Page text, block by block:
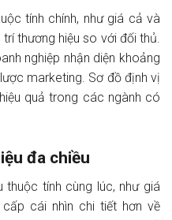
tính chính, như giá cả và
thương hiệu so với đối thủ.
nghiệp nhận diện khoảng
marketing. Sơ đồ định vị
quả trong các ngành có
đa chiều
thuộc tính cùng lúc, như giá
cái nhìn chi tiết hơn về